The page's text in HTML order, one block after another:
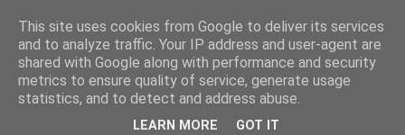
R'n'G Kitchen
This site uses cookies from Google to deliver its services
and to analyze traffic. Your IP address and user-agent are
shared with Google along with performance and security
metrics to ensure quality of service, generate usage
statistics, and to detect and address abuse.
LEARN MORE GOT IT